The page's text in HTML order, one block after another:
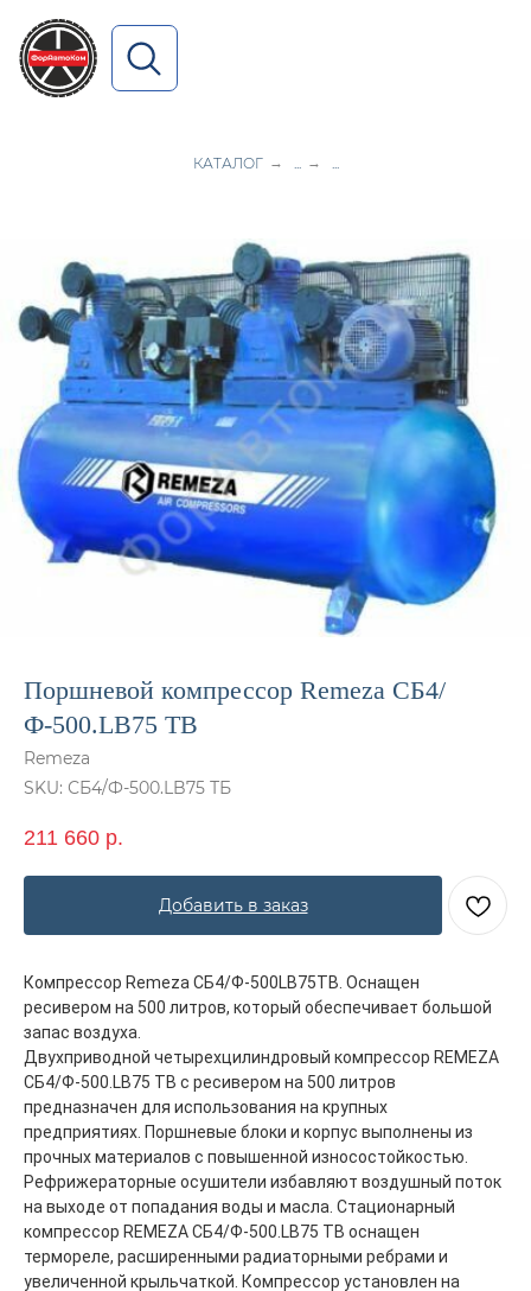
КАТАЛОГ → ... → ...
Поршневой компрессор Remeza СБ4/
Ф-500.LB75 ТB
Remeza
SKU: СБ4/Ф-500.LB75 ТБ
211 660 р.
Добавить в заказ
Компрессор Remeza СБ4/Ф-500LB75ТB. Оснащен
ресивером на 500 литров, который обеспечивает большой
запас воздуха.
Двухприводной четырехцилиндровый компрессор REMEZA
СБ4/Ф-500.LB75 ТB с ресивером на 500 литров
предназначен для использования на крупных
предприятиях. Поршневые блоки и корпус выполнены из
прочных материалов с повышенной износостойкостью.
Рефрижераторные осушители избавляют воздушный поток
на выходе от попадания воды и масла. Стационарный
компрессор REMEZA СБ4/Ф-500.LB75 ТB оснащен
термореле, расширенными радиаторными ребрами и
увеличенной крыльчаткой. Компрессор установлен на